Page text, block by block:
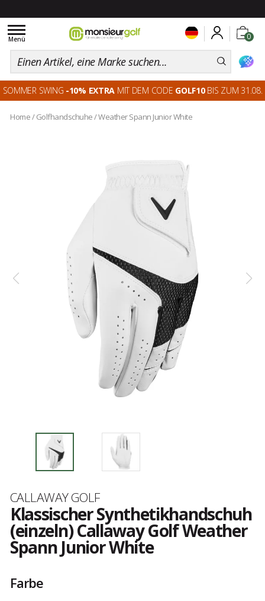
0
Toggle
navigation
Menü
SOMMER SWING -10% EXTRA MIT DEM CODE GOLF10BIS ZUM 31.08.
Home/ Golfhandschuhe/Weather Spann Junior White
Marke
CALLAWAY GOLF
Klassischer Synthetikhandschuh
(einzeln) Callaway Golf Weather
Spann Junior White
Farbe